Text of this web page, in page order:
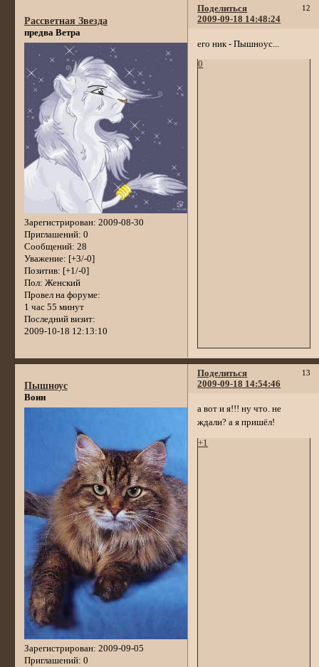
Поделиться 12
2009-09-18 14:48:24
Рассветная Звезда
предва Ветра
Зарегистрирован: 2009-08-30
Приглашений: 0
Сообщений: 28
Уважение: [+3/-0]
Позитив: [+1/-0]
Пол: Женский
Провел на форуме:
1 час 55 минут
Последний визит:
2009-10-18 12:13:10
его ник - Пышноус...
0
Поделиться 13
2009-09-18 14:54:46
Пышноус
Воин
Зарегистрирован: 2009-09-05
Приглашений: 0
а вот и я!!! ну что. не
ждали? а я пришёл!
+1